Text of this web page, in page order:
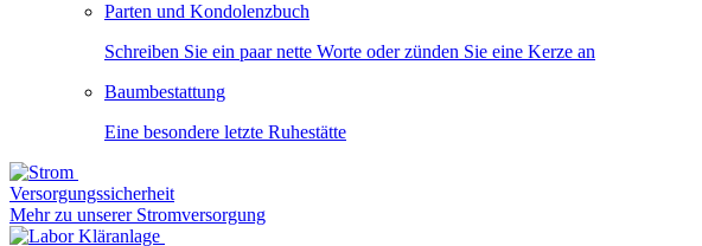
Parten und Kondolenzbuch
Schreiben Sie ein paar nette Worte oder zünden Sie eine Kerze an
Baumbestattung
Eine besondere letzte Ruhestätte
Versorgungssicherheit
Mehr zu unserer Stromversorgung